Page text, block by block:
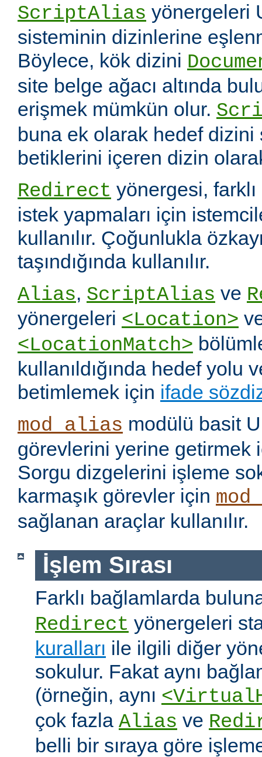
ScriptAlias yönergeleri
sisteminin dizinlerine
Böylece, kök dizini
site belge ağacı altında
erişmek mümkün olur.
buna ek olarak hedef dizini
betiklerini içeren dizin
Redirect yönergesi,
istek yapmaları için
kullanılır. Çoğunlukla
taşındığında kullanılır.
Alias, ScriptAlias ve
yönergeleri <Location>
<LocationMatch>
kullanıldığında hedef yolu
betimlemek için ifade
mod_alias modülü basit
görevlerini yerine getirmek
Sorgu dizgelerini işleme
karmaşık görevler için
sağlanan araçlar kullanılır.
İşlem Sırası
Farklı bağlamlarda
Redirect yönergeleri
kuralları ile ilgili diğer
sokulur. Fakat aynı
(örneğin, aynı
çok fazla Alias ve
belli bir sıraya göre